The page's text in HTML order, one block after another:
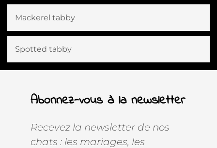
Mackerel tabby
Spotted tabby
Abonnez-vous à la newsletter
Recevez la newsletter de nos
chats : les mariages, les